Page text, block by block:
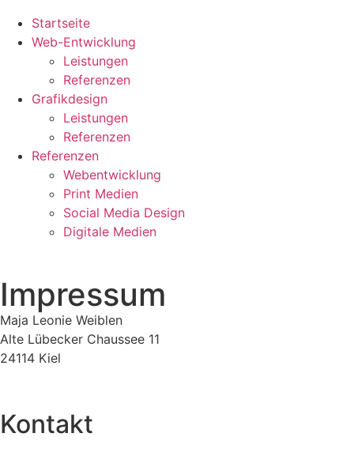
Startseite
Web-Entwicklung
Leistungen
Referenzen
Grafikdesign
Leistungen
Referenzen
Referenzen
Webentwicklung
Print Medien
Social Media Design
Digitale Medien
Impressum
Maja Leonie Weiblen
Alte Lübecker Chaussee 11
24114 Kiel
Kontakt